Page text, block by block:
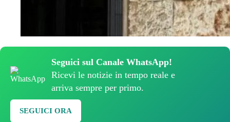
Seguici sul Canale WhatsApp!
Ricevi le notizie in tempo reale e
arriva sempre per primo.
SEGUICI ORA